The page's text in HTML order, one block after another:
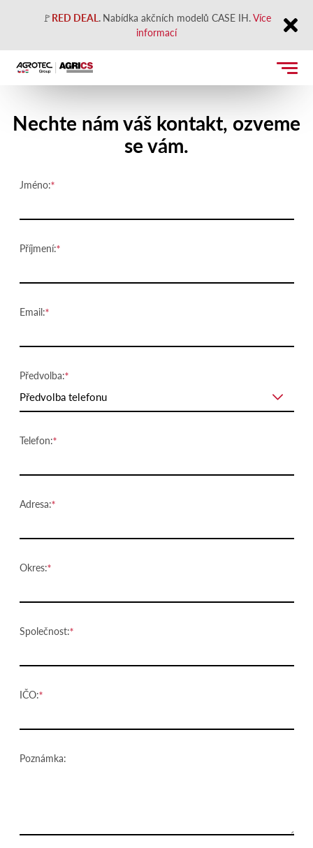
🚩RED DEAL. Nabídka akčních modelů CASE IH.Více
informací
Close
Nechte nám váš kontakt, ozveme
se vám.
Jméno:
Příjmení:
Email:
Předvolba:
Předvolba telefonu
Telefon:
Adresa:
Okres:
Společnost:
IČO:
Poznámka: